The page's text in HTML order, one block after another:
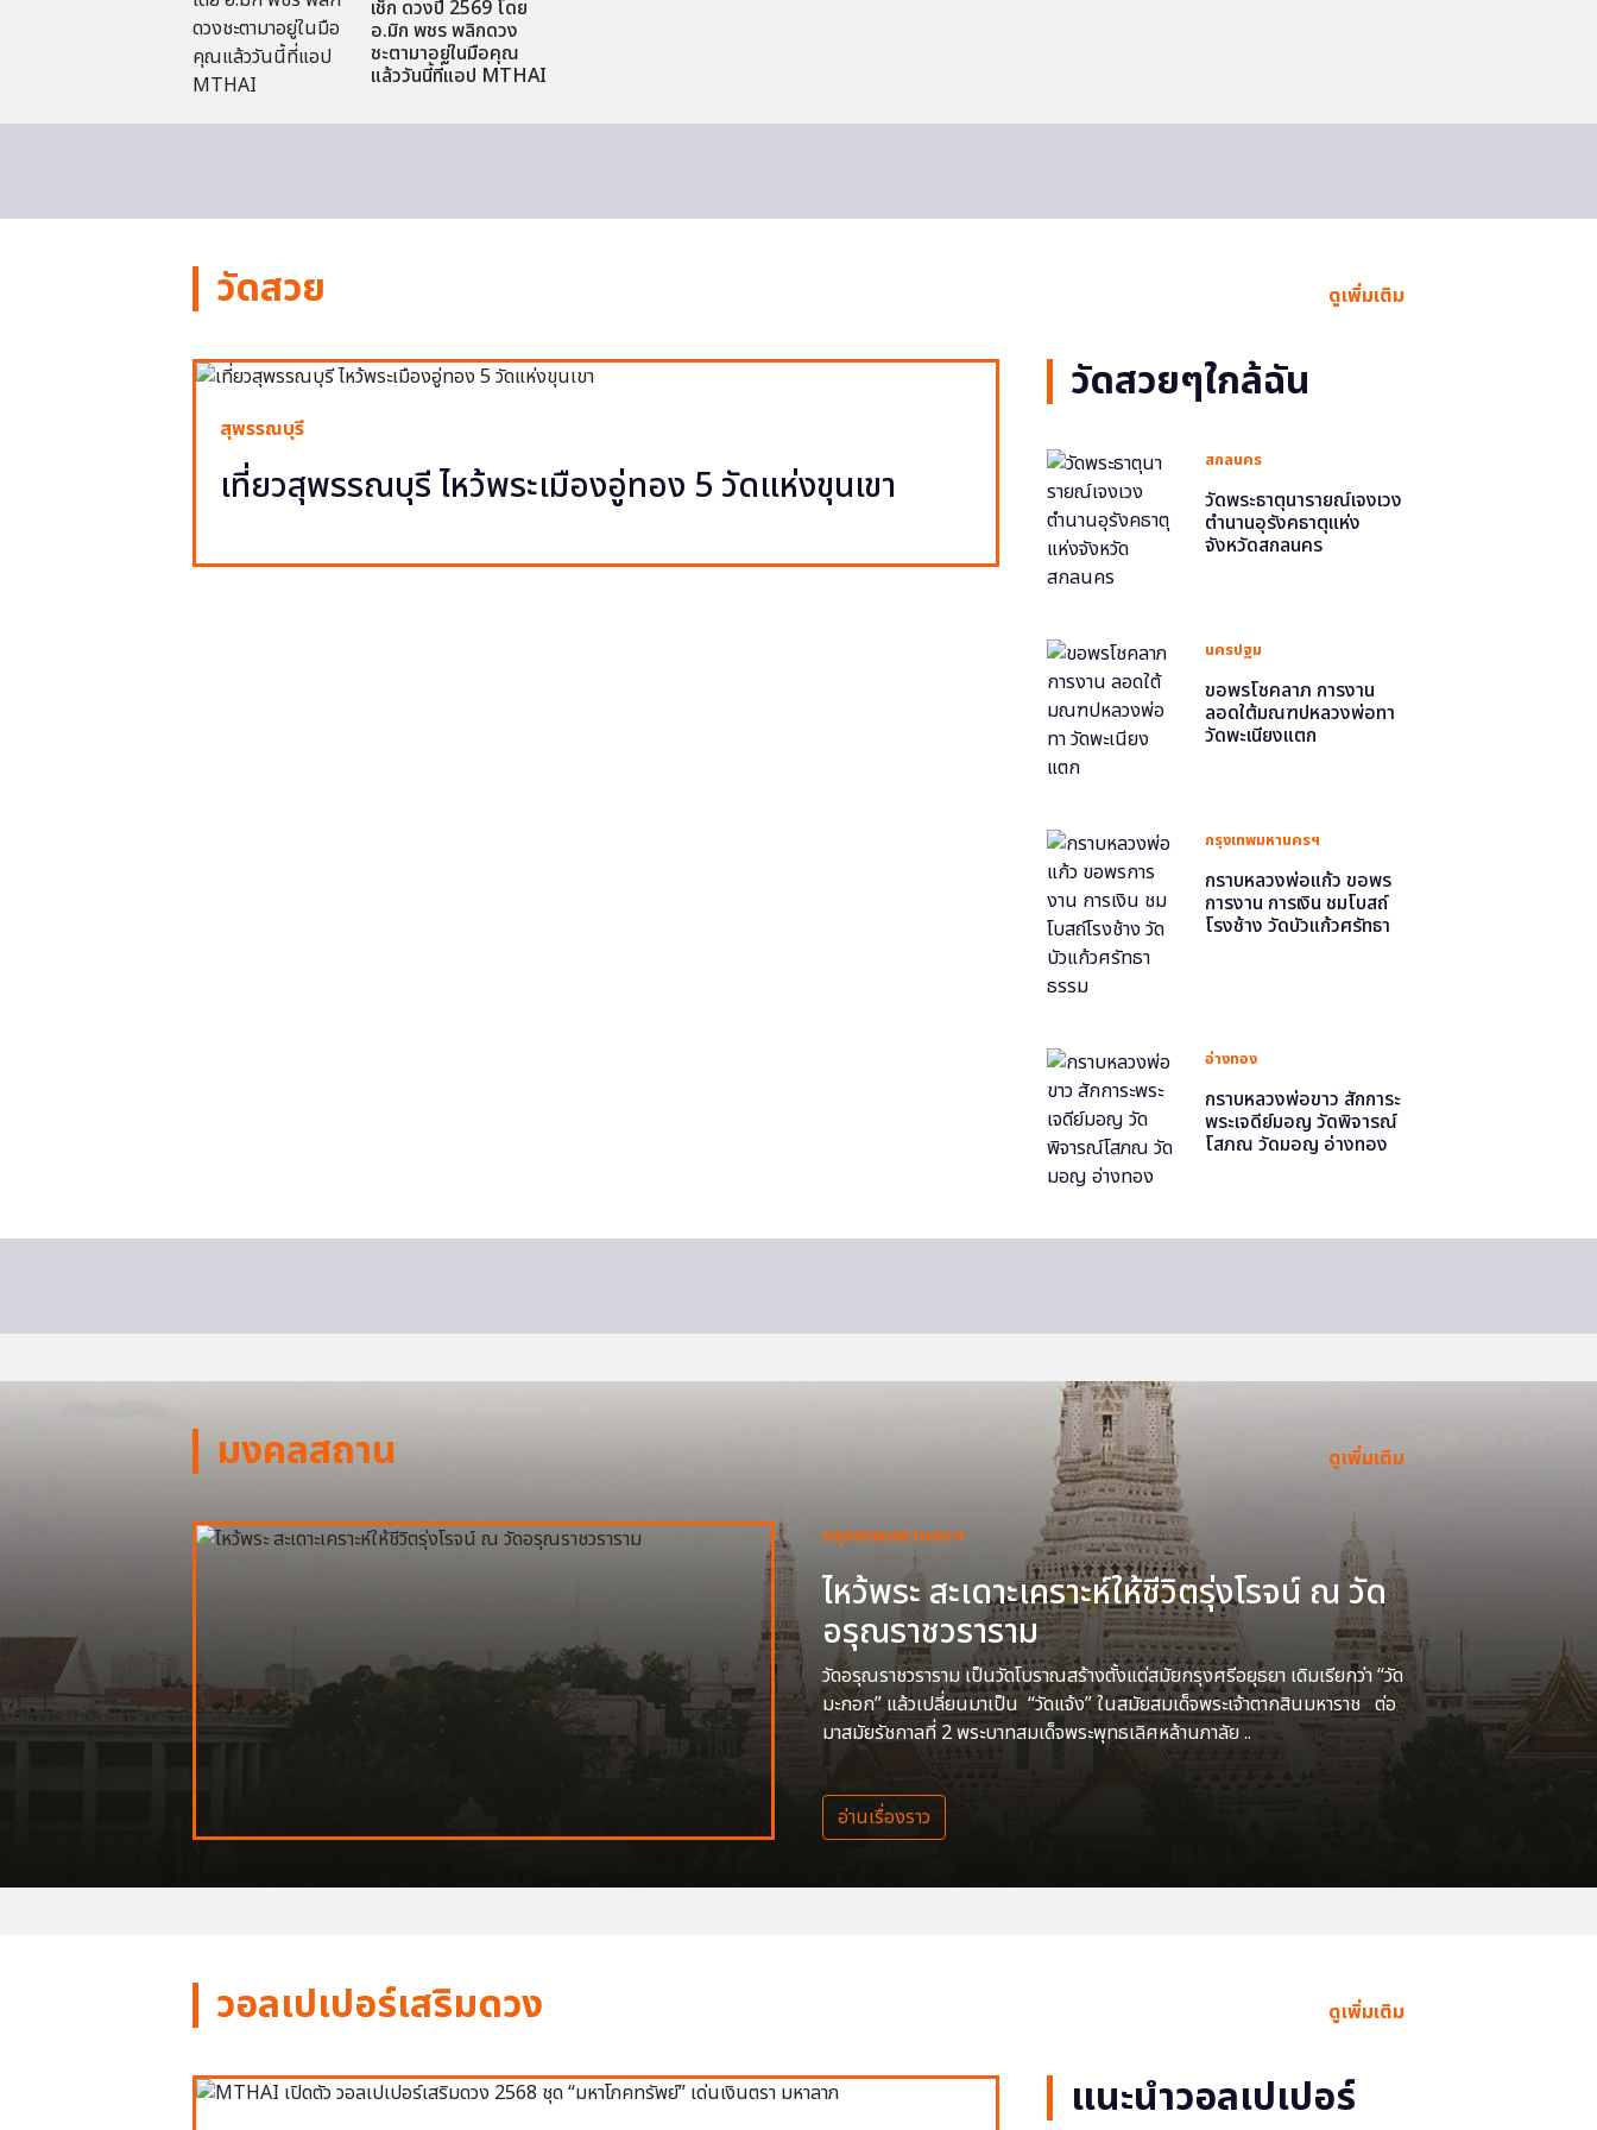
เช็ก ดวงปี 2569 โดย
อ.มิก พชร พลิกดวง
ชะตามาอยู่ในมือคุณ
แล้ววันนี้ที่แอป MTHAI
วัดสวย ดูเพิ่มเติม
สุพรรณบุรี
เที่ยวสุพรรณบุรี ไหว้พระเมืองอู่ทอง 5 วัดแห่งขุนเขา
วัดสวยๆใกล้ฉัน
สกลนคร
วัดพระธาตุนารายณ์เจงเวง
ตำนานอุรังคธาตุแห่ง
จังหวัดสกลนคร
นครปฐม
ขอพรโชคลาภ การงาน
ลอดใต้มณฑปหลวงพ่อทา
วัดพะเนียงแตก
กรุงเทพมหานครฯ
กราบหลวงพ่อแก้ว ขอพร
การงาน การเงิน ชมโบสถ์
โรงช้าง วัดบัวแก้วศรัทธา
อ่างทอง
กราบหลวงพ่อขาว สักการะ
พระเจดีย์มอญ วัดพิจารณ์
โสภณ วัดมอญ อ่างทอง
มงคลสถาน ดูเพิ่มเติม
กรุงเทพมหานครฯ
ไหว้พระ สะเดาะเคราะห์ให้ชีวิตรุ่งโรจน์ ณ วัด
อรุณราชวราราม
วัดอรุณราชวราราม เป็นวัดโบราณสร้างตั้งแต่สมัยกรุงศรีอยุธยา เดิมเรียกว่า “วัด
มะกอก” แล้วเปลี่ยนมาเป็น “วัดแจ้ง” ในสมัยสมเด็จพระเจ้าตากสินมหาราช ต่อ
มาสมัยรัชกาลที่ 2 พระบาทสมเด็จพระพุทธเลิศหล้านภาลัย ..
อ่านเรื่องราว
วอลเปเปอร์เสริมดวง ดูเพิ่มเติม
แนะนำวอลเปเปอร์